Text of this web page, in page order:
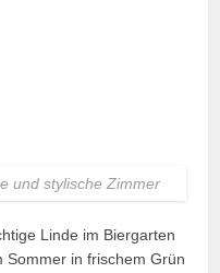
und stylische Zimmer
Linde im Biergarten
Sommer in frischem Grün